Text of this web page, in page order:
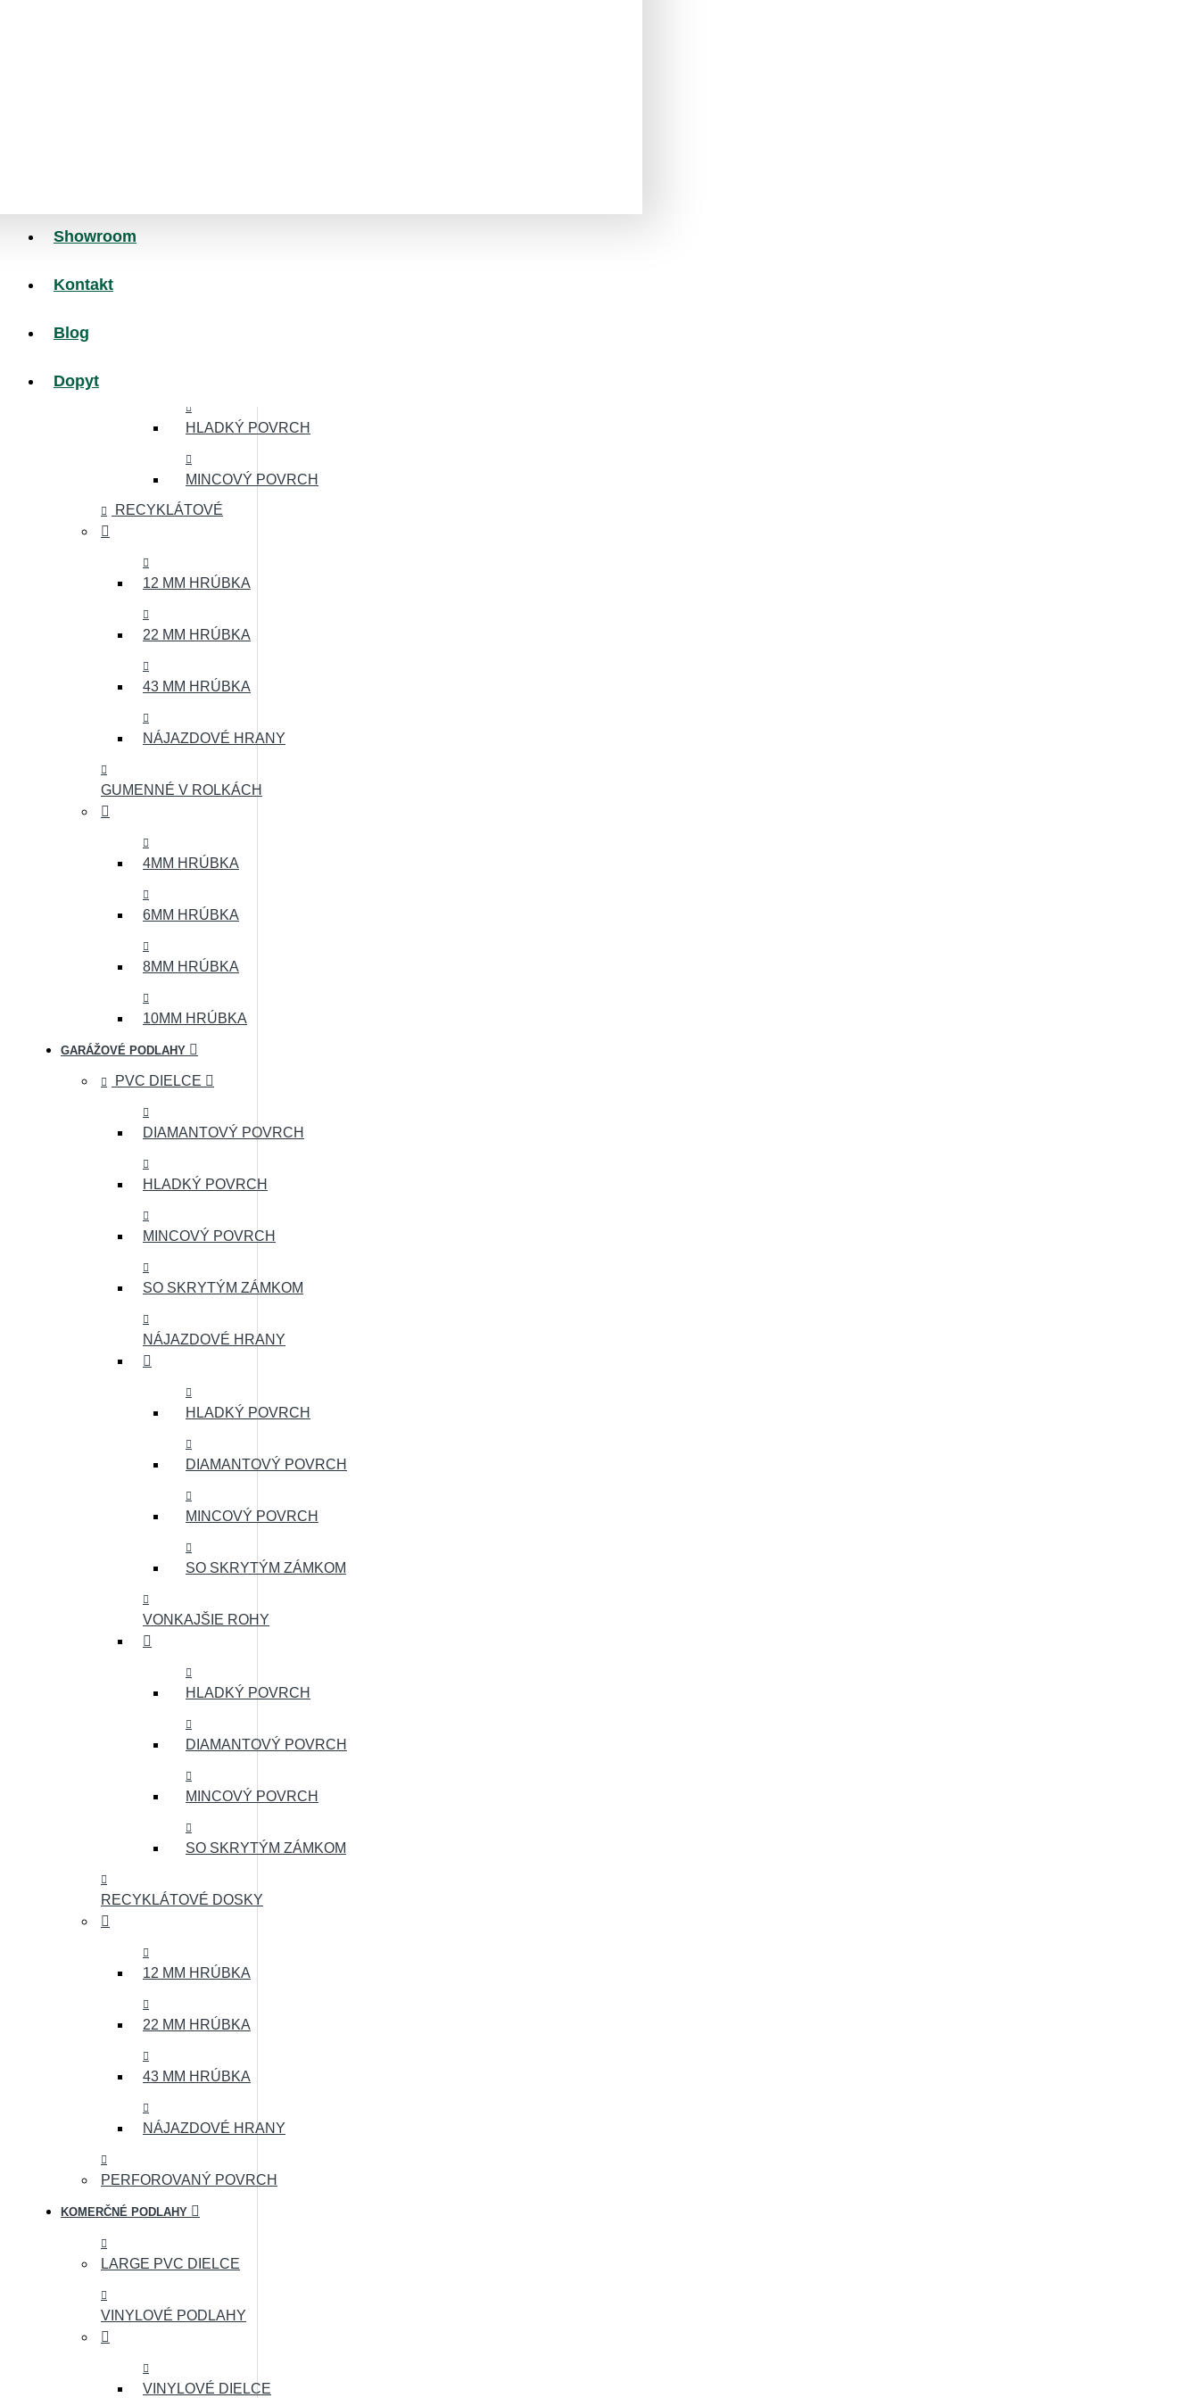
Showroom
Kontakt
Blog
Dopyt
HLADKÝ POVRCH
MINCOVÝ POVRCH
RECYKLÁTOVÉ
12 MM HRÚBKA
22 MM HRÚBKA
43 MM HRÚBKA
NÁJAZDOVÉ HRANY
GUMENNÉ V ROLKÁCH
4MM HRÚBKA
6MM HRÚBKA
8MM HRÚBKA
10MM HRÚBKA
GARÁŽOVÉ PODLAHY
PVC DIELCE
DIAMANTOVÝ POVRCH
HLADKÝ POVRCH
MINCOVÝ POVRCH
SO SKRYTÝM ZÁMKOM
NÁJAZDOVÉ HRANY
HLADKÝ POVRCH
DIAMANTOVÝ POVRCH
MINCOVÝ POVRCH
SO SKRYTÝM ZÁMKOM
VONKAJŠIE ROHY
HLADKÝ POVRCH
DIAMANTOVÝ POVRCH
MINCOVÝ POVRCH
SO SKRYTÝM ZÁMKOM
RECYKLÁTOVÉ DOSKY
12 MM HRÚBKA
22 MM HRÚBKA
43 MM HRÚBKA
NÁJAZDOVÉ HRANY
PERFOROVANÝ POVRCH
KOMERČNÉ PODLAHY
LARGE PVC DIELCE
VINYLOVÉ PODLAHY
VINYLOVÉ DIELCE